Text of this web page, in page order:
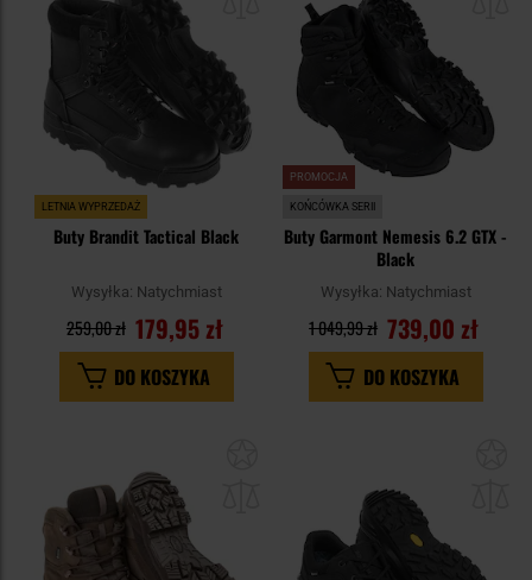
schowka
LETNIA WYPRZEDAŻ
Buty Brandit Tactical Black
Wysyłka: Natychmiast
179,95 zł
259,00 zł
DO KOSZYKA
PROMOCJA
KOŃCÓWKA SERII
Buty Garmont Nemesis 6.2 GTX -
Black
Wysyłka: Natychmiast
739,00 zł
1 049,99 zł
DO KOSZYKA